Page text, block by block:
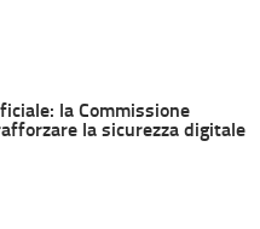
la Commissione
la sicurezza digitale